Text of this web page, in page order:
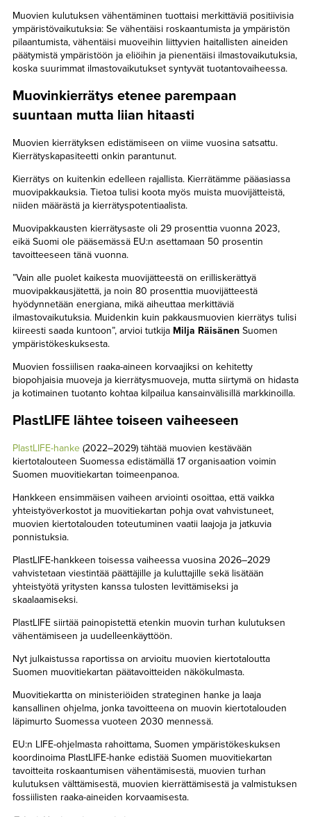
Muovien kulutuksen vähentäminen tuottaisi merkittäviä positiivisia
ympäristövaikutuksia: Se vähentäisi roskaantumista ja ympäristön
pilaantumista, vähentäisi muoveihin liittyvien haitallisten aineiden
päätymistä ympäristöön ja eliöihin ja pienentäisi ilmastovaikutuksia,
koska suurimmat ilmastovaikutukset syntyvät tuotantovaiheessa.
Muovinkierrätys etenee parempaan
suuntaan mutta liian hitaasti
Muovien kierrätyksen edistämiseen on viime vuosina satsattu.
Kierrätyskapasiteetti onkin parantunut.
Kierrätys on kuitenkin edelleen rajallista. Kierrätämme pääasiassa
muovipakkauksia. Tietoa tulisi koota myös muista muovijätteistä,
niiden määrästä ja kierrätyspotentiaalista.
Muovipakkausten kierrätysaste oli 29 prosenttia vuonna 2023,
eikä Suomi ole pääsemässä EU:n asettamaan 50 prosentin
tavoitteeseen tänä vuonna.
”Vain alle puolet kaikesta muovijätteestä on erilliskerättyä
muovipakkausjätettä, ja noin 80 prosenttia muovijätteestä
hyödynnetään energiana, mikä aiheuttaa merkittäviä
ilmastovaikutuksia. Muidenkin kuin pakkausmuovien kierrätys tulisi
kiireesti saada kuntoon”, arvioi tutkija Milja RäisänenSuomen
ympäristökeskuksesta.
Muovien fossiilisen raaka-aineen korvaajiksi on kehitetty
biopohjaisia muoveja ja kierrätysmuoveja, mutta siirtymä on hidasta
ja kotimainen tuotanto kohtaa kilpailua kansainvälisillä markkinoilla.
PlastLIFE lähtee toiseen vaiheeseen
PlastLIFE-hanke(2022–2029) tähtää muovien kestävään
kiertotalouteen Suomessa edistämällä 17 organisaation voimin
Suomen muovitiekartan toimeenpanoa.
Hankkeen ensimmäisen vaiheen arviointi osoittaa, että vaikka
yhteistyöverkostot ja muovitiekartan pohja ovat vahvistuneet,
muovien kiertotalouden toteutuminen vaatii laajoja ja jatkuvia
ponnistuksia.
PlastLIFE-hankkeen toisessa vaiheessa vuosina 2026–2029
vahvistetaan viestintää päättäjille ja kuluttajille sekä lisätään
yhteistyötä yritysten kanssa tulosten levittämiseksi ja
skaalaamiseksi.
PlastLIFE siirtää painopistettä etenkin muovin turhan kulutuksen
vähentämiseen ja uudelleenkäyttöön.
Nyt julkaistussa raportissa on arvioitu muovien kiertotaloutta
Suomen muovitiekartan päätavoitteiden näkökulmasta.
Muovitiekartta on ministeriöiden strateginen hanke ja laaja
kansallinen ohjelma, jonka tavoitteena on muovin kiertotalouden
läpimurto Suomessa vuoteen 2030 mennessä.
EU:n LIFE-ohjelmasta rahoittama, Suomen ympäristökeskuksen
koordinoima PlastLIFE-hanke edistää Suomen muovitiekartan
tavoitteita roskaantumisen vähentämisestä, muovien turhan
kulutuksen välttämisestä, muovien kierrättämisestä ja valmistuksen
fossiilisten raaka-aineiden korvaamisesta.